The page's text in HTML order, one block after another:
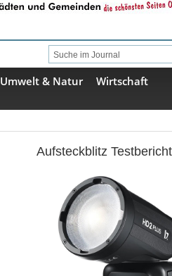
Umwelt & Natur
Wirtschaft
Aufsteckblitz Testbericht